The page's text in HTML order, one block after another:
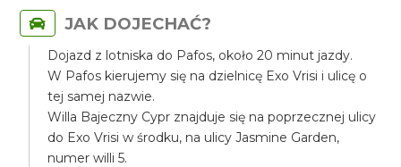
JAK DOJECHAĆ?
Dojazd z lotniska do Pafos, około 20 minut jazdy.
W Pafos kierujemy się na dzielnicę Exo Vrisi i ulicę o
tej samej nazwie.
Willa Bajeczny Cypr znajduje się na poprzecznej ulicy
do Exo Vrisi w środku, na ulicy Jasmine Garden,
numer willi 5.